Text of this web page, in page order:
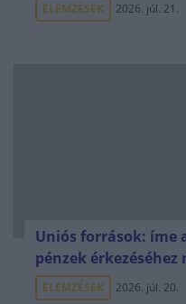
ELEMZÉSEK 2026. júl. 21.
Uniós források: íme
pénzek érkezéséhez
ELEMZÉSEK 2026. júl. 20.